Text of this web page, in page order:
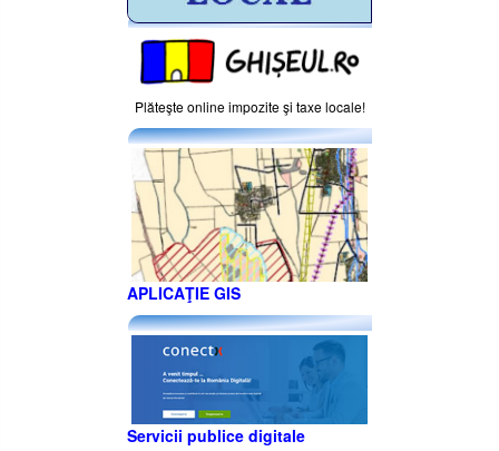
Plăteşte online impozite şi taxe locale!
APLICAŢIE GIS
Servicii publice digitale